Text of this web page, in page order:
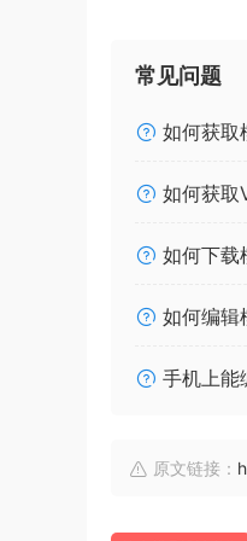
常见问题
如何获取
如何获取
如何下载
如何编辑
手机上能
原文链接：